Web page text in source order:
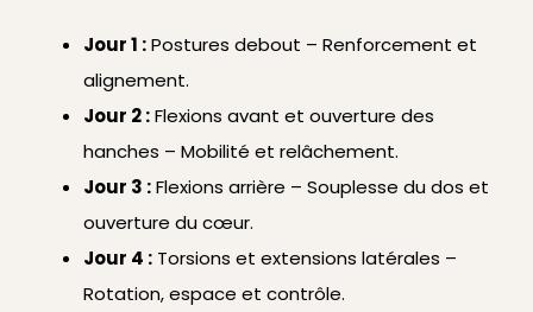
Jour 1 :Postures debout – Renforcement et
alignement.
Jour 2 :Flexions avant et ouverture des
hanches – Mobilité et relâchement.
Jour 3 :Flexions arrière – Souplesse du dos et
ouverture du cœur.
Jour 4 : Torsions et extensions latérales –
Rotation, espace et contrôle.